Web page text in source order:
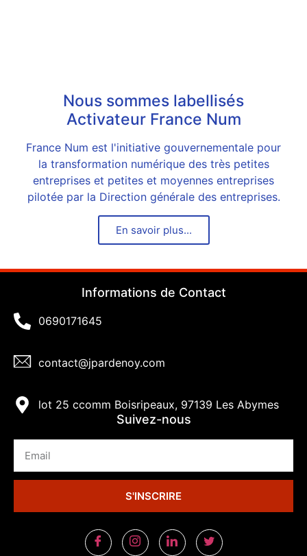
Nous sommes labellisés
Activateur France Num
France Num est l'initiative gouvernementale pour
la transformation numérique des très petites
entreprises et petites et moyennes entreprises
pilotée par la Direction générale des entreprises.
En savoir plus...
Informations de Contact
0690171645
contact@jpardenoy.com
lot 25 ccomm Boisripeaux, 97139 Les Abymes
Suivez-nous
S'INSCRIRE